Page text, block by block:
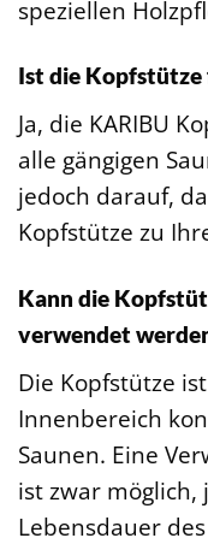
speziellen
Ist die Kopfstütze
Ja, die KARIBU
alle gängigen
jedoch darauf,
Kopfstütze zu
Kann die
verwendet
Die Kopfstütze
Innenbereich
Saunen. Eine
ist zwar möglich,
Lebensdauer